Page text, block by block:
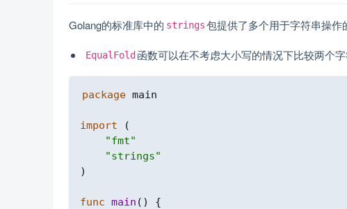
Golang的标准库中的 strings 包提供了多个用于字符串操
EqualFold 函数可以在不考虑大小写的情况下比较两个字
package main
import
(
"fmt"
"strings"
)
func main ( )
{